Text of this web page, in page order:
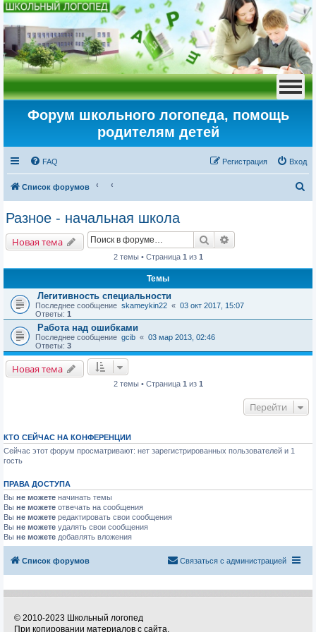
Форум школьного логопеда, помощь
родителям детей
FAQ Вход
Регистрация
Список форумов
о
Разное - начальная школа
Новая тема Поиск
2 темы • Страница 1 из 1
Темы
Легитивность специальности
Последнее сообщение skameykin22 « 03 окт 2017, 15:07
Ответы: 1
Работа над ошибками
Последнее сообщение gcib « 03 мар 2013, 02:46
Ответы: 3
Новая тема
2 темы • Страница 1 из 1
Перейти
КТО СЕЙЧАС НА КОНФЕРЕНЦИИ
Сейчас этот форум просматривают: нет зарегистрированных пользователей и 1
гость
ПРАВА ДОСТУПА
Вы не можете начинать темы
Вы не можете отвечать на сообщения
Вы не можете редактировать свои сообщения
Вы не можете удалять свои сообщения
Вы не можете добавлять вложения
Список форумов Связаться с администрацией
© 2010-2023 Школьный логопед
При копировании материалов с сайта,